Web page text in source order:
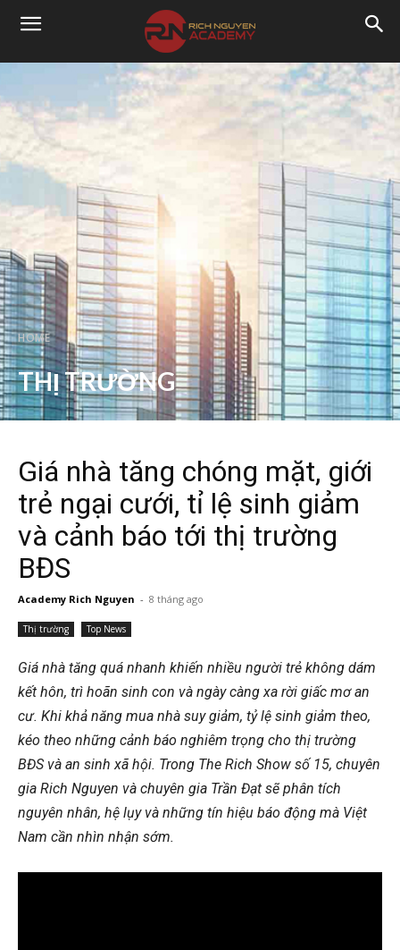
HOME
THỊ TRƯỜNG
Giá nhà tăng chóng mặt, giới
trẻ ngại cưới, tỉ lệ sinh giảm
và cảnh báo tới thị trường
BĐS
Academy Rich Nguyen - 8 tháng ago
Thị trường Top News
Giá nhà tăng quá nhanh khiến nhiều người trẻ không dám
kết hôn, trì hoãn sinh con và ngày càng xa rời giấc mơ an
cư. Khi khả năng mua nhà suy giảm, tỷ lệ sinh giảm theo,
kéo theo những cảnh báo nghiêm trọng cho thị trường
BĐS và an sinh xã hội. Trong The Rich Show số 15, chuyên
gia Rich Nguyen và chuyên gia Trần Đạt sẽ phân tích
nguyên nhân, hệ lụy và những tín hiệu báo động mà Việt
Nam cần nhìn nhận sớm.